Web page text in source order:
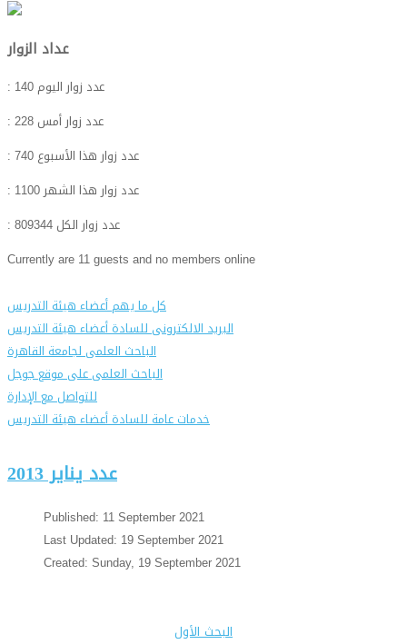
عداد الزوار
: عدد زوار اليوم140
: عدد زوار أمس 228
: عدد زوار هذا الأسبوع 740
: عدد زوار هذا الشهر1100
: عدد زوار الكل 809344
Currently are 11 guests and no members online
كل ما يهم أعضاء هيئة التدريس
البريد الالكترونى للسادة أعضاء هيئة التدريس
الباحث العلمى لجامعة القاهرة
الباحث العلمى على موقع جوجل
للتواصل مع الإدارة
خدمات عامة للسادة أعضاء هيئة التدريس
عدد يناير 2013
Published: 11 September 2021
Last Updated: 19 September 2021
Created: Sunday, 19 September 2021
البحث الأول